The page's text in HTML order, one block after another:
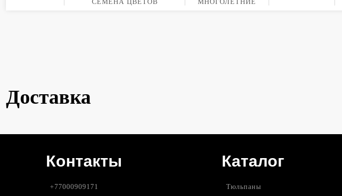
СЕМЕНА ЦВЕТОВ
МНОГОЛЕТНИЕ
Доставка
Контакты
+77000909171
Каталог
Тюльпаны